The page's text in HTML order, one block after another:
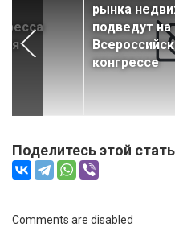
рынка
подведут на
конгрессе
Поделитесь этой
Comments are disabled